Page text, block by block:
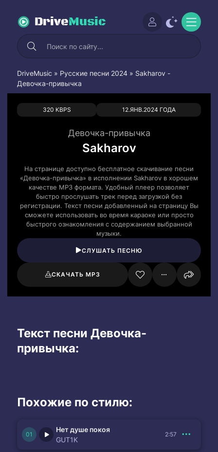
DriveMusic
DriveMusic » Русские песни 2024 » Sakharov -
Девочка-привычка
320 KBPS 12.ЯНВ.2024 ГОДА
0 0
Девочка-привычка
Sakharov
На странице доступно бесплатное скачивание песни
«Девочка-привычка» в исполнении Sakharov в хорошем
качестве MP3 формата. Удобный плеер позволяет
быстро прослушать трек перед загрузкой без
регистрации. Текст песни добавленный на страницу Вы
сможете использовать во время караоке или просто
быстрого ознакомления с содержанием выбранной
музыки.
СЛУШАТЬ ПЕСНЮ
СКАЧАТЬ MP3
Текст песни Девочка-
привычка:
Похожие по стилю:
Нет душе покоя
GUT1K
2:57